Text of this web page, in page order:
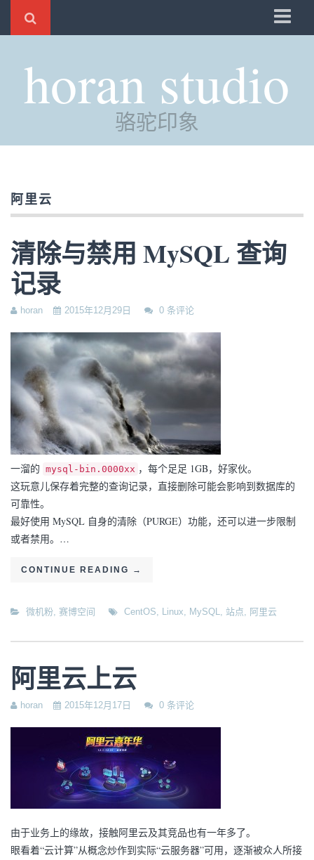
时光
评分
管理
horan studio
骆驼印象
阿里云
清除与禁用 MySQL 查询
记录
horan 2015年12月29日 0 条评论
一溜的 mysql-bin.0000xx ，每个足足 1GB，好家伙。
这玩意儿保存着完整的查询记录，直接删除可能会影响到数据库的
可靠性。
最好使用 MySQL 自身的清除（PURGE）功能，还可以进一步限制
或者禁用。…
CONTINUE READING →
微机粉, 赛博空间 CentOS, Linux, MySQL, 站点, 阿里云
阿里云上云
horan 2015年12月17日 0 条评论
由于业务上的缘故，接触阿里云及其竞品也有一年多了。
眼看着“云计算”从概念炒作到实际“云服务器”可用，逐渐被众人所接